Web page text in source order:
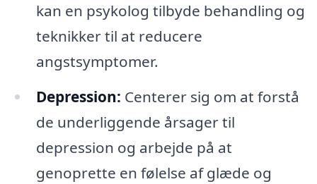
kan en psykolog tilbyde behandling og
teknikker til at reducere
angstsymptomer.
Depression: Centerer sig om at forstå
de underliggende årsager til
depression og arbejde på at
genoprette en følelse af glæde og